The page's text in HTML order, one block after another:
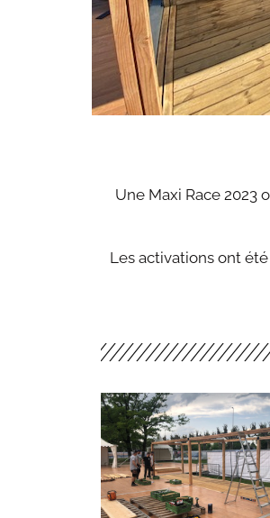
Une Maxi Race 2023
Les activations ont